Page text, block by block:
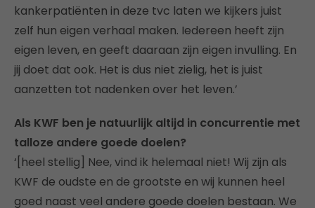
kankerpatiënten in deze tvc laten we kijkers juist
zelf hun eigen verhaal maken. Iedereen heeft zijn
eigen leven, en geeft daaraan zijn eigen invulling. En
jij doet dat ook. Het is dus niet zielig, het is juist
aanzetten tot nadenken over het leven.’
Als KWF ben je natuurlijk altijd in concurrentie met
talloze andere goede doelen?
‘[heel stellig] Nee, vind ik helemaal niet! Wij zijn als
KWF de oudste en de grootste en wij kunnen heel
goed naast veel andere goede doelen bestaan. We